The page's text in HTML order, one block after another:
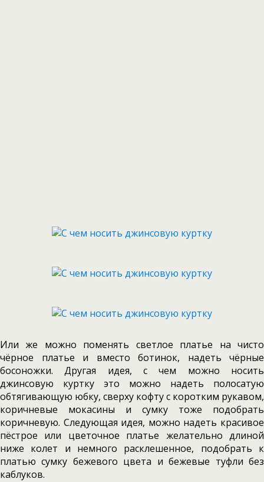
Или же можно поменять светлое платье на чисто
чёрное платье и вместо ботинок, надеть чёрные
босоножки. Другая идея, с чем можно носить
джинсовую куртку это можно надеть полосатую
обтягивающую юбку, сверху кофту с коротким рукавом,
коричневые мокасины и сумку тоже подобрать
коричневую. Следующая идея, можно надеть красивое
пёстрое или цветочное платье желательно длиной
ниже колет и немного расклешенное, подобрать к
платью сумку бежевого цвета и бежевые туфли без
каблуков.